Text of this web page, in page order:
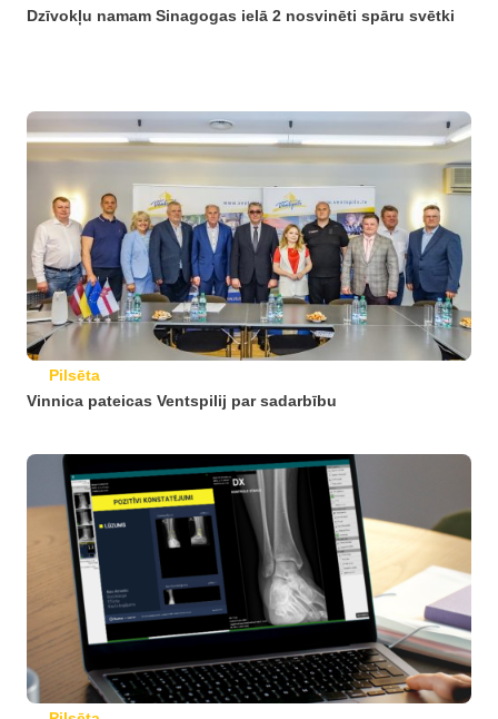
Dzīvokļu namam Sinagogas ielā 2 nosvinēti spāru svētki
Pilsēta
Vinnica pateicas Ventspilij par sadarbību